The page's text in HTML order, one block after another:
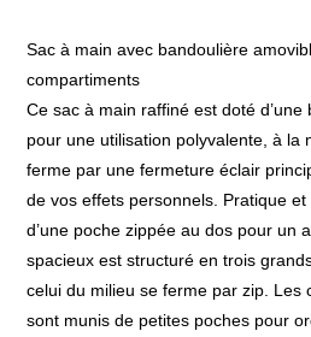
Sac à main avec bandoulière
compartiments
Ce sac à main raffiné est doté
pour une utilisation polyvalente, à la
ferme par une fermeture éclair
de vos effets personnels. Pratique
d’une poche zippée au dos pour un
spacieux est structuré en trois
celui du milieu se ferme par zip. Les
sont munis de petites poches pour